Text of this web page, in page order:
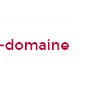
domaine